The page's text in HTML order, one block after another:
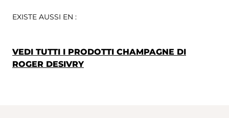
EXISTE AUSSI EN :
VEDI TUTTI I PRODOTTI CHAMPAGNE DI
ROGER DESIVRY